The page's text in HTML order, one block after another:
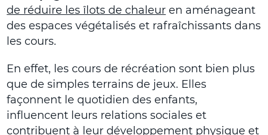
de réduire les îlots de chaleur en aménageant
des espaces végétalisés et rafraîchissants dans
les cours.
En effet, les cours de récréation sont bien plus
que de simples terrains de jeux. Elles
façonnent le quotidien des enfants,
influencent leurs relations sociales et
contribuent à leur développement physique et